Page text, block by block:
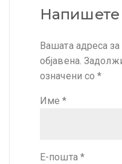
Напишете
Вашата адреса
објавена.
означени со*
Име*
Е-пошта *